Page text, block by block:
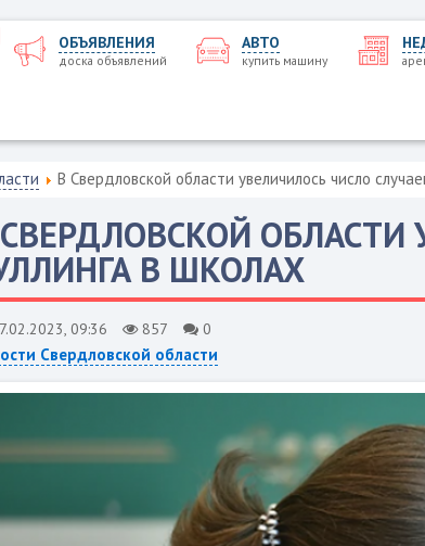
ОБЪЯВЛЕНИЯ
доска объявлений
АВТО
купить машину
В Свердловской области увеличилось число
ОБЛАСТИ
В ШКОЛAX
09:36 857 0
Свердловской области